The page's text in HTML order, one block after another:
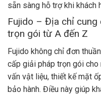
sẵn sàng hỗ trợ khi khách
Fujido – Địa chỉ cung
trọn gói từ A đến Z
Fujido không chỉ đơn
cấp giải pháp trọn gói
vấn vật liệu, thiết kế mặt
bảo hành. Điều này giúp